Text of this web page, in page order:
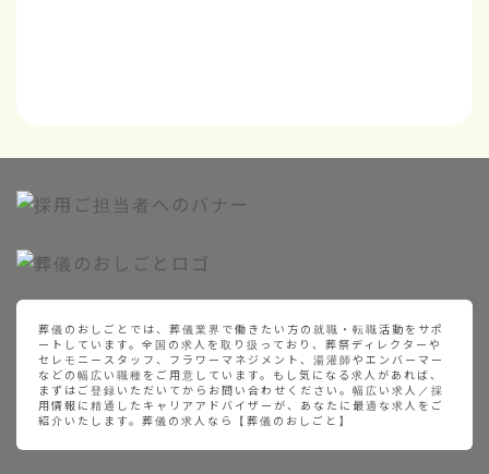
葬儀のおしごとでは、葬儀業界で働きたい方の就職・転職活動をサポ
ートしています。全国の求人を取り扱っており、葬祭ディレクターや
セレモニースタッフ、フラワーマネジメント、湯灌師やエンバーマー
などの幅広い職種をご用意しています。もし気になる求人があれば、
まずはご登録いただいてからお問い合わせください。幅広い求人／採
用情報に精通したキャリアアドバイザーが、あなたに最適な求人をご
紹介いたします。葬儀の求人なら【葬儀のおしごと】